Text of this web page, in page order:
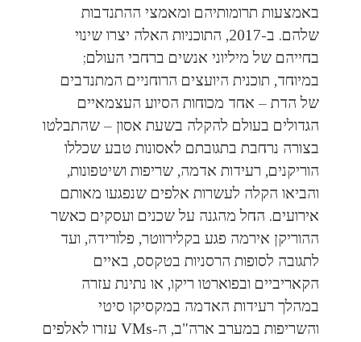
באמצעות תרומותיהם ומאמצי ההתנדבות
שלהם. ב-2017, התוכניות האלה יצרו שינוי
בחייהם של מיליוני אנשים ברחבי העולם;
במיוחד, תוכנית היועצים הרוחניים המתנדבים
של הדת – אחד מכוחות הסיוע העצמאיים
הגדולים בעולם להקלה בשעת אסון – שהתבלטו
בצורה נרחבת בתגובתם לאסונות טבע שכללו
הוריקנים, רעידות אדמה, שריפות ושיטפונות,
והביאו הקלה לעשרות אלפים שנפגעו מאותם
אירועים. החל מהגנה על שכנים ועסקים כאשר
ההוריקן אירמה פגע בקלירווטר, פלורידה, ועד
לתגובה לסופות הרסניות בטקסס, באיים
הקאריביים ובפוארטו ריקו, או נתינת עזרה
במהלך רעידות האדמה במקסיקו סיטי
והשריפות במערב ארה"ב, ה-VMs עזרו לאלפים